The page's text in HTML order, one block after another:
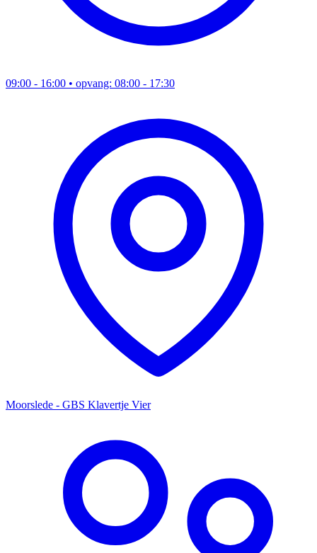
09:00 - 16:00 • opvang: 08:00 - 17:30
Moorslede - GBS Klavertje Vier